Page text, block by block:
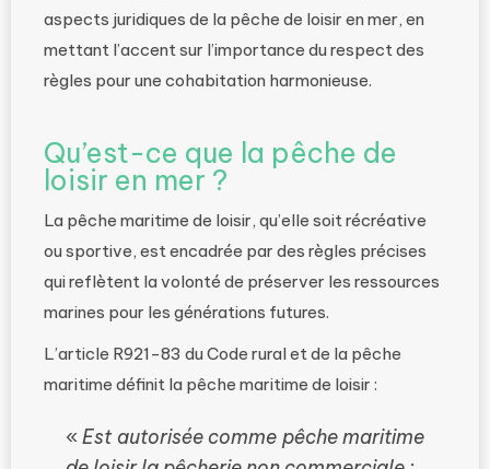
aspects juridiques de la pêche de loisir en mer, en
mettant l’accent sur l’importance du respect des
règles pour une cohabitation harmonieuse.
Qu’est-ce que la pêche de
loisir en mer ?
La pêche maritime de loisir, qu’elle soit récréative
ou sportive, est encadrée par des règles précises
qui reflètent la volonté de préserver les ressources
marines pour les générations futures.
L’article R921-83 du Code rural et de la pêche
maritime définit la pêche maritime de loisir :
«Est autorisée comme pêche maritime